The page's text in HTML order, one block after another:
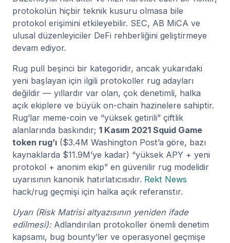
protokolün hiçbir teknik kusuru olmasa bile
protokol erişimini etkileyebilir. SEC, AB MiCA ve
ulusal düzenleyiciler DeFi rehberliğini geliştirmeye
devam ediyor.
Rug pull beşinci bir kategoridir, ancak yukarıdaki
yeni başlayan için ilgili protokoller rug adayları
değildir — yıllardır var olan, çok denetimli, halka
açık ekiplere ve büyük on-chain hazinelere sahiptir.
Rug’lar meme-coin ve “yüksek getirili” çiftlik
alanlarında baskındır; 1 Kasım 2021 Squid Game
token rug’ı ($3.4M Washington Post’a göre, bazı
kaynaklarda $11.9M’ye kadar) “yüksek APY + yeni
protokol + anonim ekip” en güvenilir rug modelidir
uyarısının kanonik hatırlatıcısıdır. Rekt News
hack/rug geçmişi için halka açık referanstır.
Uyarı (Risk Matrisi altyazısının yeniden ifade
edilmesi):Adlandırılan protokoller önemli denetim
kapsamı, bug bounty’ler ve operasyonel geçmişe